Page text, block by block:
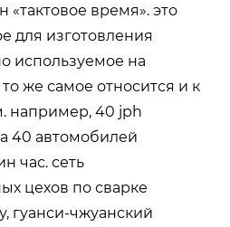
«тактовое время». это
для изготовления
используемое на
же самое относится и к
например, 40 jph
40 автомобилей
час. сеть
цехов по сварке
гуанси-чжуанский